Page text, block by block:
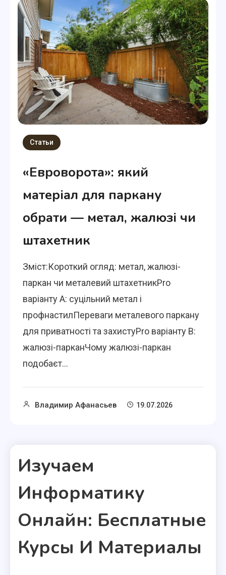
Статьи
«Евроворота»: який
матеріал для паркану
обрати — метал, жалюзі чи
штахетник
Зміст:Короткий огляд: метал, жалюзі-
паркан чи металевий штахетникPro
варіанту A: суцільний метал і
профнастилПереваги металевого паркану
для приватності та захистуPro варіанту B:
жалюзі-парканЧому жалюзі-паркан
подобаєт...
Владимир Афанасьев 19.07.2026
Изучаем
Информатику
Онлайн: Бесплатные
Курсы И Материалы